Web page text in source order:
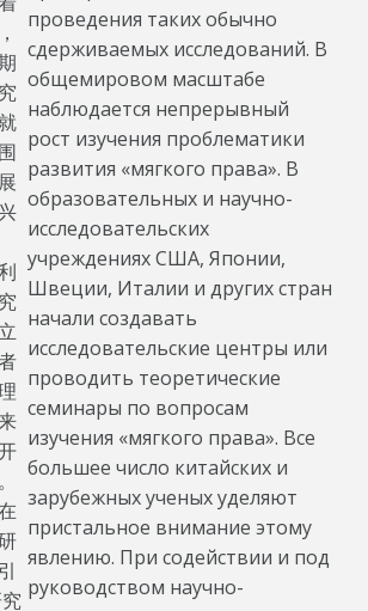
проведения таких обычно
сдерживаемых исследований. В
общемировом масштабе
наблюдается непрерывный
рост изучения проблематики
развития «мягкого права». В
образовательных и научно-
исследовательских
учреждениях США, Японии,
Швеции, Италии и других стран
начали создавать
исследовательские центры или
проводить теоретические
семинары по вопросам
изучения «мягкого права». Все
большее число китайских и
зарубежных ученых уделяют
пристальное внимание этому
явлению. При содействии и под
руководством научно-